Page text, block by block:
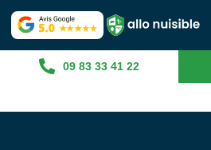
09 83 33 41 22